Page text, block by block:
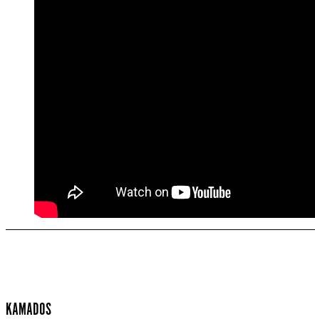
KAMADOS